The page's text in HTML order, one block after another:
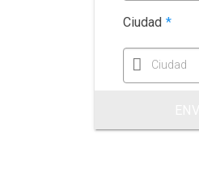
Ciudad *
Ciudad